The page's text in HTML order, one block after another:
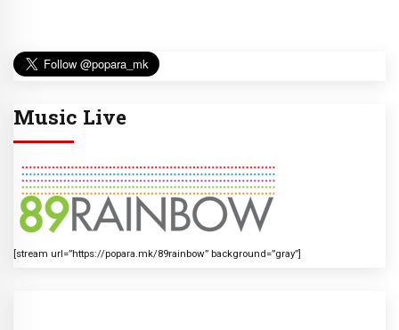
Music Live
[stream url=”https://popara.mk/89rainbow” background=”gray”]